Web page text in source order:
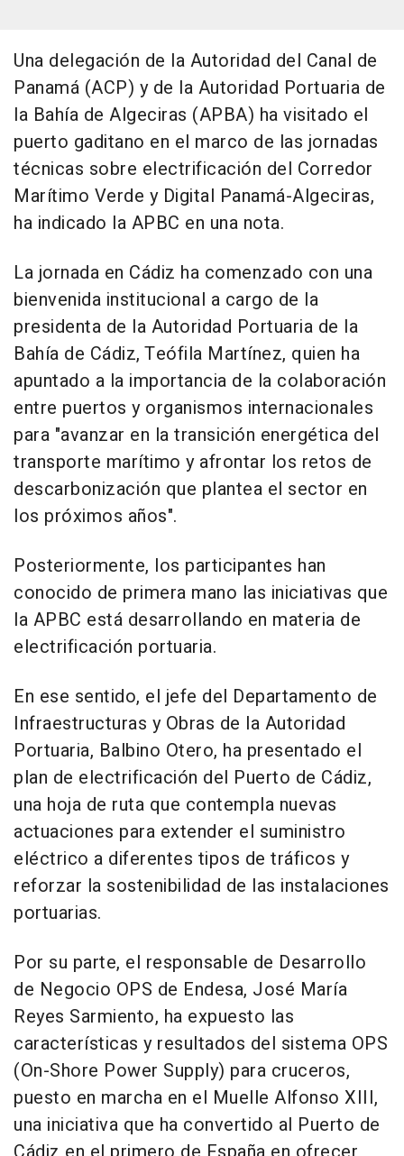
Una delegación de la Autoridad del Canal de
Panamá (ACP) y de la Autoridad Portuaria de
la Bahía de Algeciras (APBA) ha visitado el
puerto gaditano en el marco de las jornadas
técnicas sobre electrificación del Corredor
Marítimo Verde y Digital Panamá-Algeciras,
ha indicado la APBC en una nota.
La jornada en Cádiz ha comenzado con una
bienvenida institucional a cargo de la
presidenta de la Autoridad Portuaria de la
Bahía de Cádiz, Teófila Martínez, quien ha
apuntado a la importancia de la colaboración
entre puertos y organismos internacionales
para "avanzar en la transición energética del
transporte marítimo y afrontar los retos de
descarbonización que plantea el sector en
los próximos años".
Posteriormente, los participantes han
conocido de primera mano las iniciativas que
la APBC está desarrollando en materia de
electrificación portuaria.
En ese sentido, el jefe del Departamento de
Infraestructuras y Obras de la Autoridad
Portuaria, Balbino Otero, ha presentado el
plan de electrificación del Puerto de Cádiz,
una hoja de ruta que contempla nuevas
actuaciones para extender el suministro
eléctrico a diferentes tipos de tráficos y
reforzar la sostenibilidad de las instalaciones
portuarias.
Por su parte, el responsable de Desarrollo
de Negocio OPS de Endesa, José María
Reyes Sarmiento, ha expuesto las
características y resultados del sistema OPS
(On-Shore Power Supply) para cruceros,
puesto en marcha en el Muelle Alfonso XIII,
una iniciativa que ha convertido al Puerto de